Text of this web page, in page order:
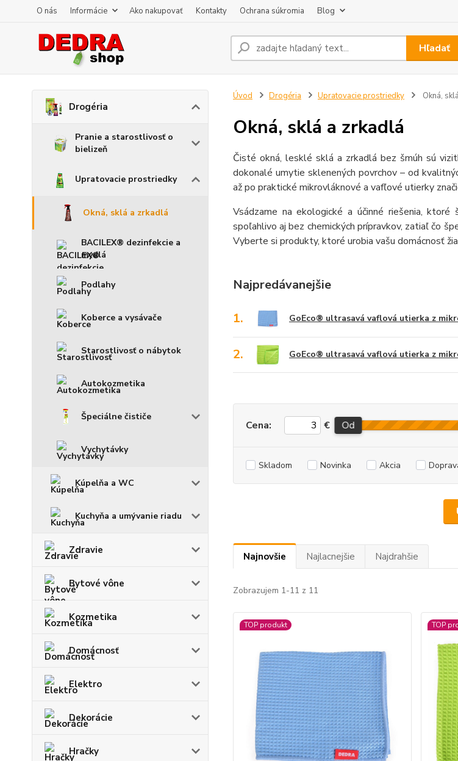
O nás Informácie Ako nakupovať Kontakty Ochrana súkromia Blog
Hľadať
Drogéria
Pranie a starostlivosť o
bielizeň
Upratovacie prostriedky
Okná, sklá a zrkadlá
BACILEX® dezinfekcie a
mydlá
Podlahy
Koberce a vysávače
Starostlivosť o nábytok
Autokozmetika
Špeciálne čističe
Vychytávky
Kúpelňa a WC
Kuchyňa a umývanie riadu
Zdravie
Bytové vône
Kozmetika
Domácnosť
Elektro
Dekorácie
Hračky
Úvod Drogéria Upratovacie prostriedky Okná,
Okná, sklá a zrkadlá
Čisté okná, lesklé sklá a zrkadlá bez šmúh sú
dokonalé umytie sklenených povrchov – od
až po praktické mikrovláknové a vafľové utierky
Vsádzame na ekologické a účinné riešenia,
spoľahlivo aj bez chemických prípravkov, zatiaľ čo
Vyberte si produkty, ktoré urobia vašu domácnosť
Najpredávanejšie
1. GoEco® ultrasavá vaflová utierka z
2. GoEco® ultrasavá vaflová utierka z
Cena: € Od
Skladom Novinka Akcia
Najnovšie Najlacnejšie Najdrahšie
Zobrazujem 1-11 z 11
TOP produkt TOP